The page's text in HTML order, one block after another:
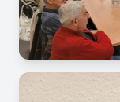
Image